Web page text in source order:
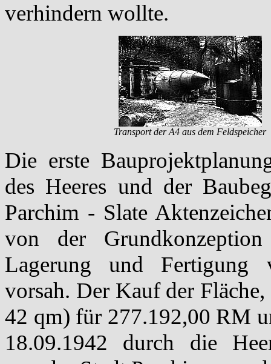
verhindern wollte.
Transport der A4 aus dem Feldspeicher
Die erste
des Heeres und der
Parchim - Slate
von der
Lagerung und Fertigung
vorsah. Der Kauf der
42 qm) für 277.192,00 RM
18.09.1942 durch die